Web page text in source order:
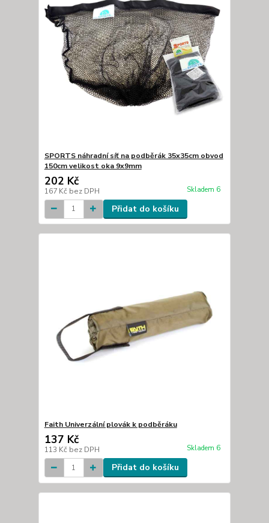
SPORTS náhradní síť na podběrák 35x35cm obvod
150cm velikost oka 9x9mm
202 Kč
167 Kč bez DPH Skladem 6
Přidat do košíku
Faith Univerzální plovák k podběráku
137 Kč
113 Kč bez DPH Skladem 6
Přidat do košíku